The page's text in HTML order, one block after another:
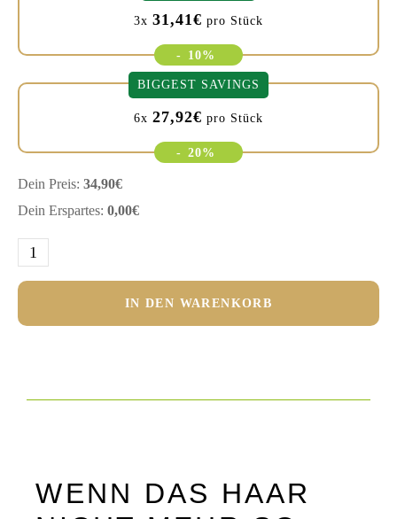
3x 31,41 € pro Stück
- 10%
6x 27,92€ pro Stück
- 20%
BIGGEST SAVINGS
Dein Preis: 34,90€
Dein Erspartes: 0,00€
IN DEN WARENKORB
WENN DAS HAAR